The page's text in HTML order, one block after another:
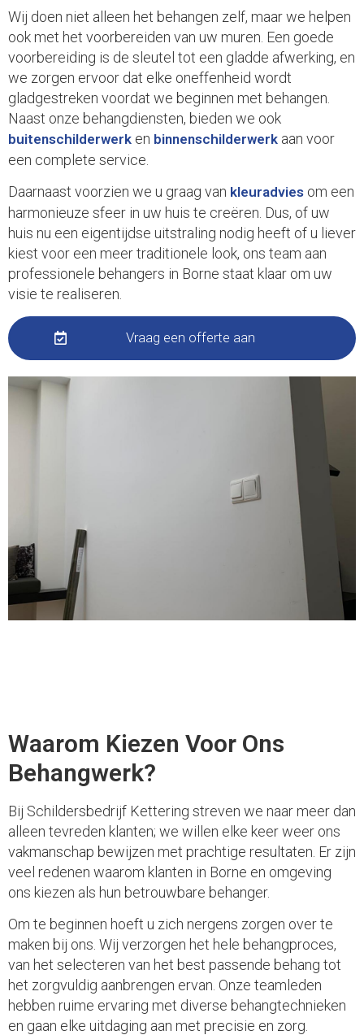
Wij doen niet alleen het behangen zelf, maar we helpen
ook met het voorbereiden van uw muren. Een goede
voorbereiding is de sleutel tot een gladde afwerking, en
we zorgen ervoor dat elke oneffenheid wordt
gladgestreken voordat we beginnen met behangen.
Naast onze behangdiensten, bieden we ook
buitenschilderwerk en binnenschilderwerk aan voor
een complete service.
Daarnaast voorzien we u graag van kleuradvies om een
harmonieuze sfeer in uw huis te creëren. Dus, of uw
huis nu een eigentijdse uitstraling nodig heeft of u liever
kiest voor een meer traditionele look, ons team aan
professionele behangers in Borne staat klaar om uw
visie te realiseren.
Vraag een offerte aan
Waarom Kiezen Voor Ons
Behangwerk?
Bij Schildersbedrijf Kettering streven we naar meer dan
alleen tevreden klanten; we willen elke keer weer ons
vakmanschap bewijzen met prachtige resultaten. Er zijn
veel redenen waarom klanten in Borne en omgeving
ons kiezen als hun betrouwbare behanger.
Om te beginnen hoeft u zich nergens zorgen over te
maken bij ons. Wij verzorgen het hele behangproces,
van het selecteren van het best passende behang tot
het zorgvuldig aanbrengen ervan. Onze teamleden
hebben ruime ervaring met diverse behangtechnieken
en gaan elke uitdaging aan met precisie en zorg.